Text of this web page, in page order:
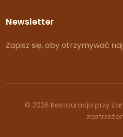
Newsletter
Zapisz się, aby otrzymywać
© 2026 Restauracja przy